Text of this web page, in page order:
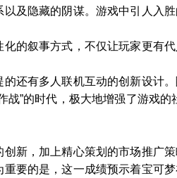
以及隐藏的阴谋。游戏中引人入
化的叙事方式，不仅让玩家更有
的还有多人联机互动的创新设计
战”的时代，极大地增强了游戏
创新，加上精心策划的市场推广
重要的是，这一成绩预示着宝可